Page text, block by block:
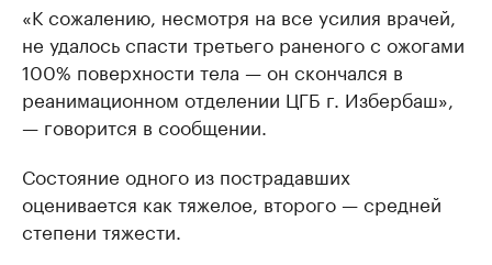
«К сожалению, несмотря на все усилия врачей,
не удалось спасти третьего раненого с ожогами
100% поверхности тела — он скончался в
реанимационном отделении ЦГБ г. Избербаш»,
— говорится в сообщении.
Состояние одного из пострадавших
оценивается как тяжелое, второго — средней
степени тяжести.